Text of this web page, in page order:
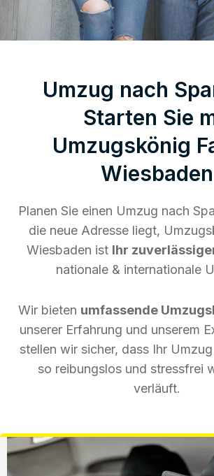
Umzug nach
Starten Sie
Umzugskönig
Wiesbaden
Planen Sie einen Umzug nach
die neue Adresse liegt,
Wiesbaden ist Ihr
nationale & internationale
Wir bieten umfassende
unserer Erfahrung und unserem
stellen wir sicher, dass Ihr
so reibungslos und stressfrei
verläuft.